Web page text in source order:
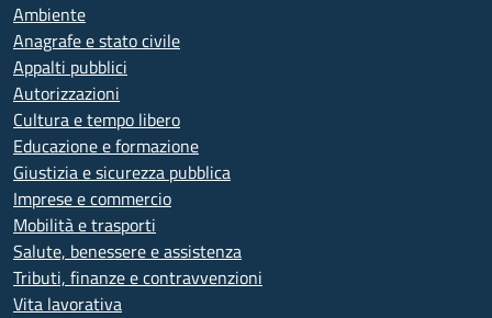
Ambiente
Anagrafe e stato civile
Appalti pubblici
Autorizzazioni
Cultura e tempo libero
Educazione e formazione
Giustizia e sicurezza pubblica
Imprese e commercio
Mobilità e trasporti
Salute, benessere e assistenza
Tributi, finanze e contravvenzioni
Vita lavorativa